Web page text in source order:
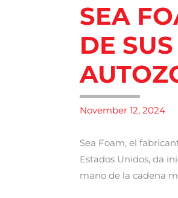
SEA
DE
November 12, 2024
Sea Foam, el
Estados Unidos, da
mano de la cadena